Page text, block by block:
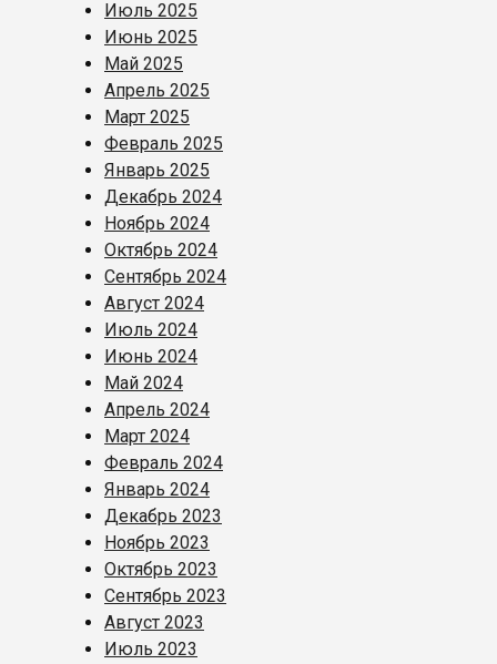
Июль 2025
Июнь 2025
Май 2025
Апрель 2025
Март 2025
Февраль 2025
Январь 2025
Декабрь 2024
Ноябрь 2024
Октябрь 2024
Сентябрь 2024
Август 2024
Июль 2024
Июнь 2024
Май 2024
Апрель 2024
Март 2024
Февраль 2024
Январь 2024
Декабрь 2023
Ноябрь 2023
Октябрь 2023
Сентябрь 2023
Август 2023
Июль 2023